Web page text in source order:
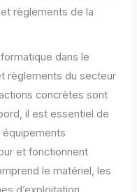
règlements de la
dans le
règlements du secteur
concrètes sont
il est essentiel de
équipements
et fonctionnent
le matériel, les